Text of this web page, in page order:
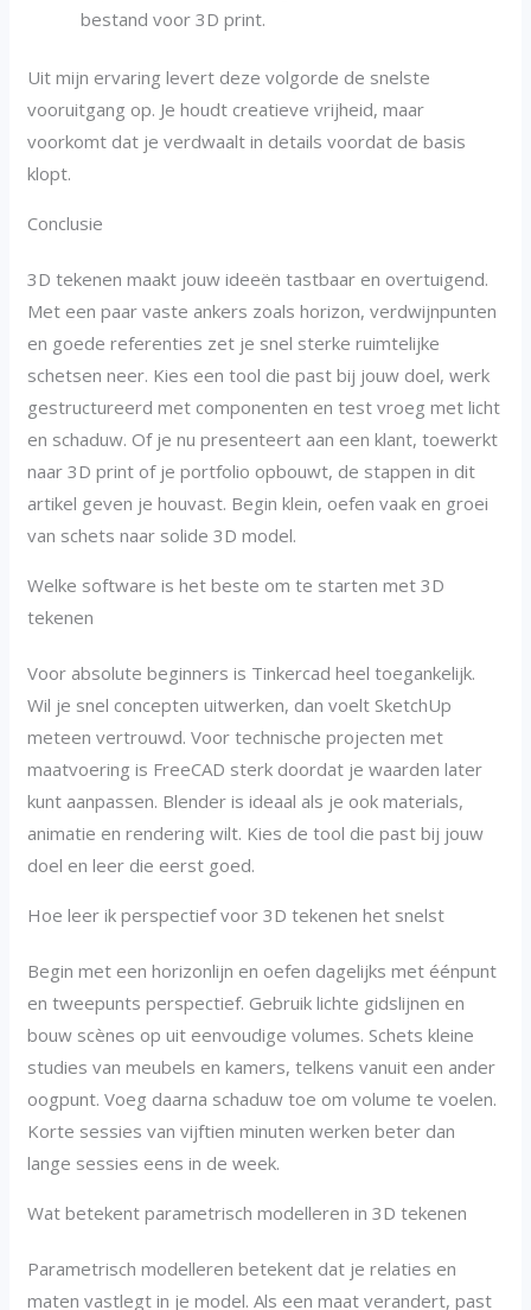
bestand voor 3D print.
Uit mijn ervaring levert deze volgorde de snelste
vooruitgang op. Je houdt creatieve vrijheid, maar
voorkomt dat je verdwaalt in details voordat de basis
klopt.
Conclusie
3D tekenen maakt jouw ideeën tastbaar en overtuigend.
Met een paar vaste ankers zoals horizon, verdwijnpunten
en goede referenties zet je snel sterke ruimtelijke
schetsen neer. Kies een tool die past bij jouw doel, werk
gestructureerd met componenten en test vroeg met licht
en schaduw. Of je nu presenteert aan een klant, toewerkt
naar 3D print of je portfolio opbouwt, de stappen in dit
artikel geven je houvast. Begin klein, oefen vaak en groei
van schets naar solide 3D model.
Welke software is het beste om te starten met 3D
tekenen
Voor absolute beginners is Tinkercad heel toegankelijk.
Wil je snel concepten uitwerken, dan voelt SketchUp
meteen vertrouwd. Voor technische projecten met
maatvoering is FreeCAD sterk doordat je waarden later
kunt aanpassen. Blender is ideaal als je ook materials,
animatie en rendering wilt. Kies de tool die past bij jouw
doel en leer die eerst goed.
Hoe leer ik perspectief voor 3D tekenen het snelst
Begin met een horizonlijn en oefen dagelijks met éénpunt
en tweepunts perspectief. Gebruik lichte gidslijnen en
bouw scènes op uit eenvoudige volumes. Schets kleine
studies van meubels en kamers, telkens vanuit een ander
oogpunt. Voeg daarna schaduw toe om volume te voelen.
Korte sessies van vijftien minuten werken beter dan
lange sessies eens in de week.
Wat betekent parametrisch modelleren in 3D tekenen
Parametrisch modelleren betekent dat je relaties en
maten vastlegt in je model. Als een maat verandert, past